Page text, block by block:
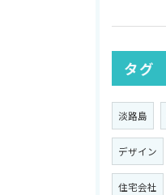
タグ
淡路島
デザイン
住宅会社